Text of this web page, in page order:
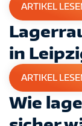
ARTIKEL
in
ARTIKEL
Wie